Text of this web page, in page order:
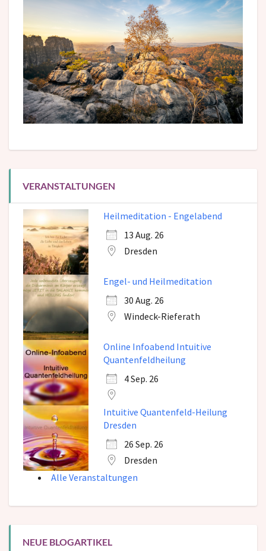
VERANSTALTUNGEN
Heilmeditation - Engelabend
13 Aug. 26
Dresden
Engel- und Heilmeditation
30 Aug. 26
Windeck-Rieferath
Online Infoabend Intuitive
Quantenfeldheilung
4 Sep. 26
Intuitive Quantenfeld-Heilung
Dresden
26 Sep. 26
Dresden
Alle Veranstaltungen
NEUE BLOGARTIKEL